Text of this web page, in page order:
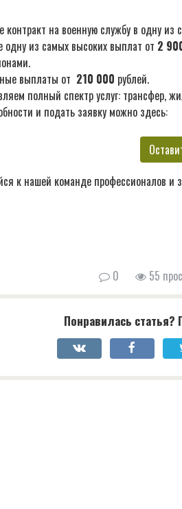
контракт на военную службу в одну
одну из самых высоких выплат от 2
выплаты от 210 000 рублей.
полный спектр услуг: трансфер,
и подать заявку можно здесь:
к нашей команде профессионалов и
0 55
Понравилась